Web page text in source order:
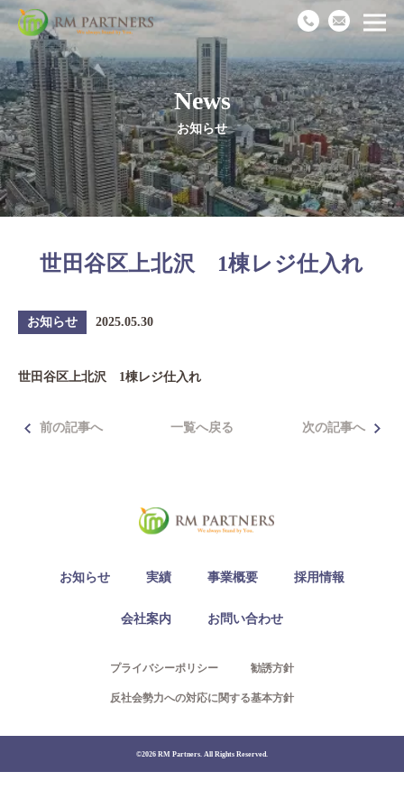
Top
News
Business
Works
Recruit
Company
Access
03-6300-7940（本社/保険）
News
お知らせ
世田谷区上北沢 1棟レジ仕入れ
お知らせ 2025.05.30
世田谷区上北沢 1棟レジ仕入れ
前の記事へ 一覧へ戻る 次の記事へ
お知らせ 実績 事業概要 採用情報
会社案内 お問い合わせ
プライバシーポリシー 勧誘方針
反社会勢力への対応に関する基本方針
©2026 RM Partners. All Rights Reserved.